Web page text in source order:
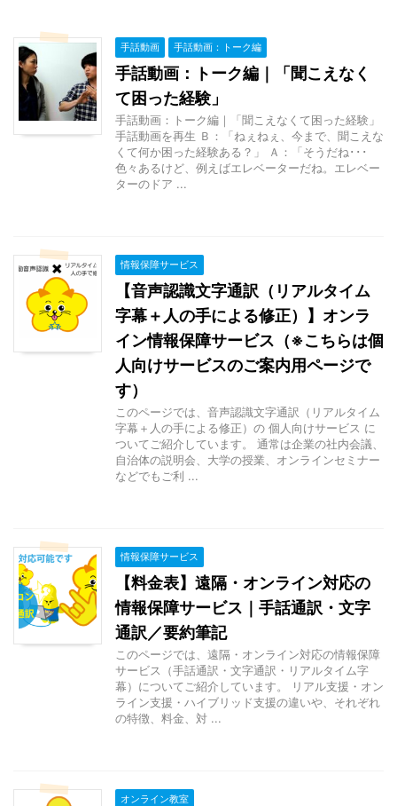
手話動画 手話動画：トーク編
手話動画：トーク編｜「聞こえなく
て困った経験」
手話動画：トーク編｜「聞こえなくて困った経験」
手話動画を再生 Ｂ：「ねぇねぇ、今まで、聞こえな
くて何か困った経験ある？」 Ａ：「そうだね･･･
色々あるけど、例えばエレベーターだね。エレベー
ターのドア ...
情報保障サービス
【音声認識文字通訳（リアルタイム
字幕＋人の手による修正）】オンラ
イン情報保障サービス（※こちらは個
人向けサービスのご案内用ページで
す）
このページでは、音声認識文字通訳（リアルタイム
字幕＋人の手による修正）の 個人向けサービス に
ついてご紹介しています。 通常は企業の社内会議、
自治体の説明会、大学の授業、オンラインセミナー
などでもご利 ...
情報保障サービス
【料金表】遠隔・オンライン対応の
情報保障サービス｜手話通訳・文字
通訳／要約筆記
このページでは、遠隔・オンライン対応の情報保障
サービス（手話通訳・文字通訳・リアルタイム字
幕）についてご紹介しています。 リアル支援・オン
ライン支援・ハイブリッド支援の違いや、それぞれ
の特徴、料金、対 ...
オンライン教室